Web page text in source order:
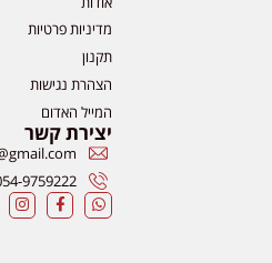
מדיניות פרטיות
תקנון
הצהרת נגישות
המייל האדום
יצירת קשר
9759222